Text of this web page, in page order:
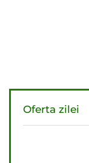
Oferta zilei